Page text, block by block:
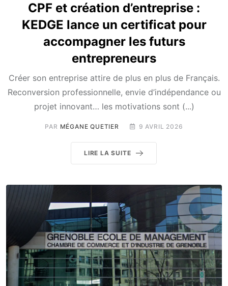
CPF et création d’entreprise :
KEDGE lance un certificat pour
accompagner les futurs
entrepreneurs
Créer son entreprise attire de plus en plus de Français.
Reconversion professionnelle, envie d’indépendance ou
projet innovant… les motivations sont (...)
PAR MÉGANE QUETIER 9 AVRIL 2026
LIRE LA SUITE